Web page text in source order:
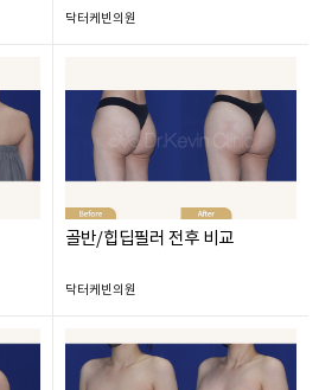
닥터케빈의원
골반/힙딥필러 전후 비교
닥터케빈의원